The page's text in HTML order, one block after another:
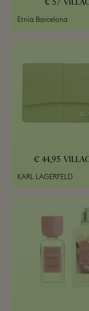
57 €
Etnia Barcelona
44,95 €
KARL LAGERFELD